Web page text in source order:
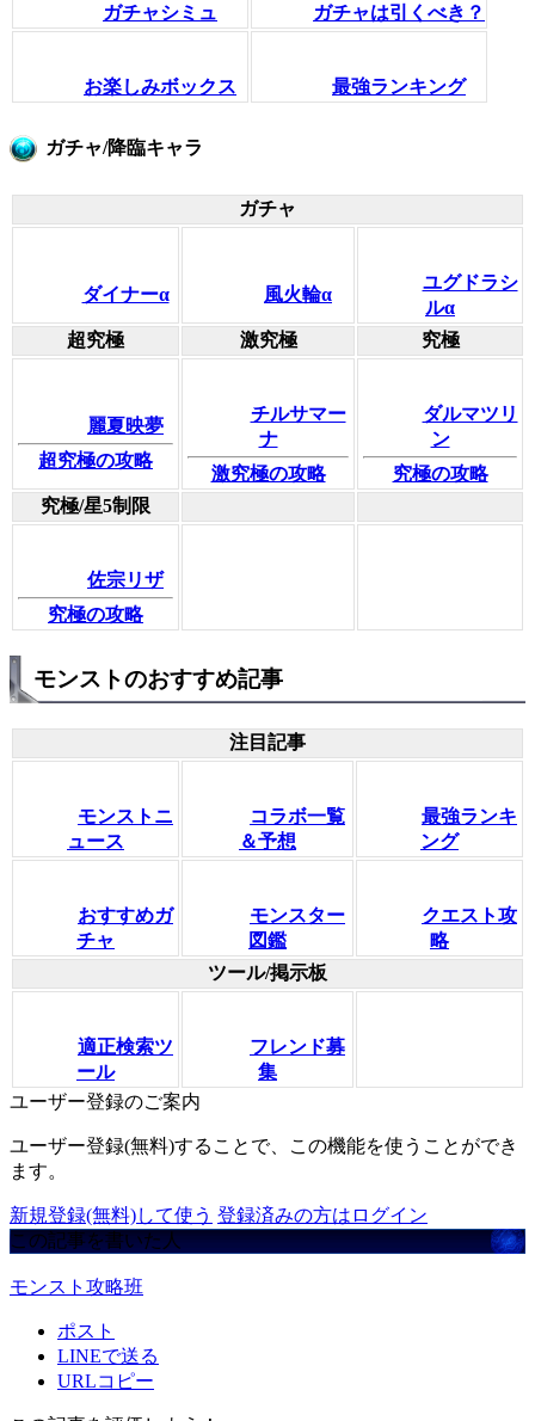
ガチャシミュ ガチャは引くべき？
お楽しみボックス 最強ランキング
ガチャ/降臨キャラ
ガチャ
ダイナーα 風火輪α
ユグドラシ
ルα
超究極
激究極 究極
麗夏映夢
超究極の攻略
チルサマー
ナ
激究極の攻略
ダルマツリ
ン
究極の攻略
究極/星5制限
佐宗リザ
究極の攻略
モンストのおすすめ記事
注目記事
モンストニ
ュース
コラボ一覧
＆予想
最強ランキ
ング
おすすめガ
チャ
モンスター
図鑑
クエスト攻
略
ツール/掲示板
適正検索ツ
ール
フレンド募
集
ユーザー登録のご案内
ユーザー登録(無料)することで、この機能を使うことができ
ます。
新規登録(無料)して使う 登録済みの方はログイン
この記事を書いた人
モンスト攻略班
ポスト
LINEで送る
URLコピー